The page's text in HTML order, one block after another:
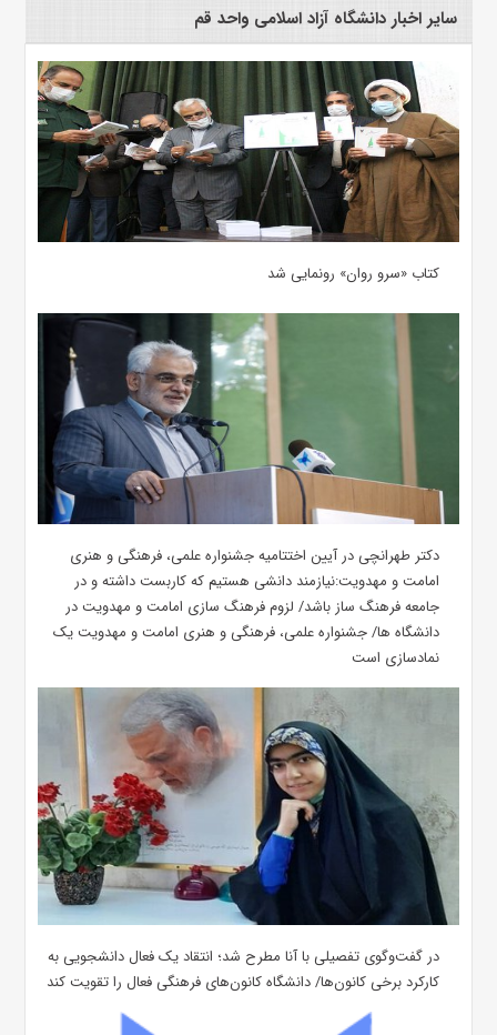
سایر اخبار دانشگاه آزاد اسلامی واحد قم
کتاب «سرو روان» رونمایی شد
دکتر طهرانچی در آیین اختتامیه جشنواره علمی، فرهنگی و هنری
امامت و مهدویت:نیازمند دانشی هستیم که کاربست داشته و در
جامعه فرهنگ ساز باشد/ لزوم فرهنگ سازی امامت و مهدویت در
دانشگاه ها/ جشنواره علمی، فرهنگی و هنری امامت و مهدویت یک
نمادسازی است
در گفت‌وگوی تفصیلی با آنا مطرح شد؛ انتقاد یک فعال دانشجویی به
کارکرد برخی کانون‌ها/ دانشگاه کانون‌های فرهنگی فعال را تقویت کند